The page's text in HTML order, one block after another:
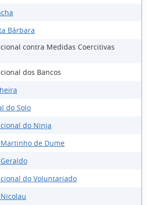
Bárbara
contra Medidas Coercitivas
dos Bancos
do Solo
do Ninja
Martinho de Dume
do Voluntariado